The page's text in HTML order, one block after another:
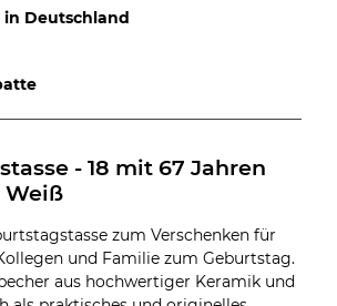
Deutschland
- 18 mit 67 Jahren
Weiß
zum Verschenken für
und Familie zum Geburtstag.
aus hochwertiger Keramik und